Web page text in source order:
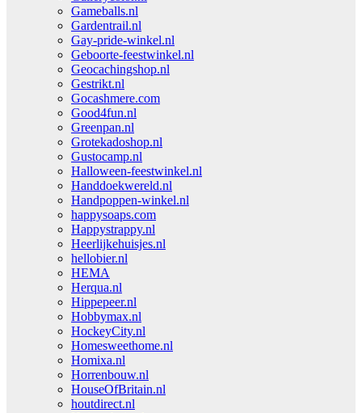
Gameballs.nl
Gardentrail.nl
Gay-pride-winkel.nl
Geboorte-feestwinkel.nl
Geocachingshop.nl
Gestrikt.nl
Gocashmere.com
Good4fun.nl
Greenpan.nl
Grotekadoshop.nl
Gustocamp.nl
Halloween-feestwinkel.nl
Handdoekwereld.nl
Handpoppen-winkel.nl
happysoaps.com
Happystrappy.nl
Heerlijkehuisjes.nl
hellobier.nl
HEMA
Herqua.nl
Hippepeer.nl
Hobbymax.nl
HockeyCity.nl
Homesweethome.nl
Homixa.nl
Horrenbouw.nl
HouseOfBritain.nl
houtdirect.nl